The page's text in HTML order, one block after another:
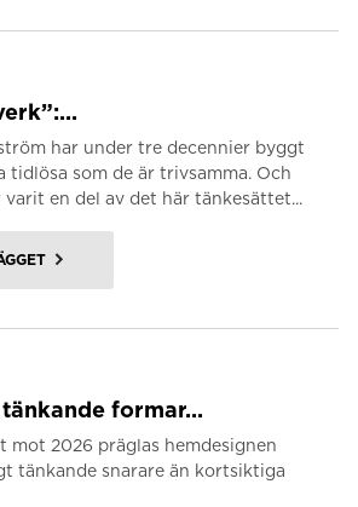
har under tre decennier byggt
tidlösa som de är trivsamma. Och
en del av det här tänkesättet...
formar...
mot 2026 präglas hemdesignen
tänkande snarare än kortsiktiga